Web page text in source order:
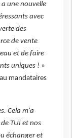
une nouvelle
avec
des
de vente
et de faire
uniques ! »
mandataires
Cela m'a
TUI et nos
échanger et